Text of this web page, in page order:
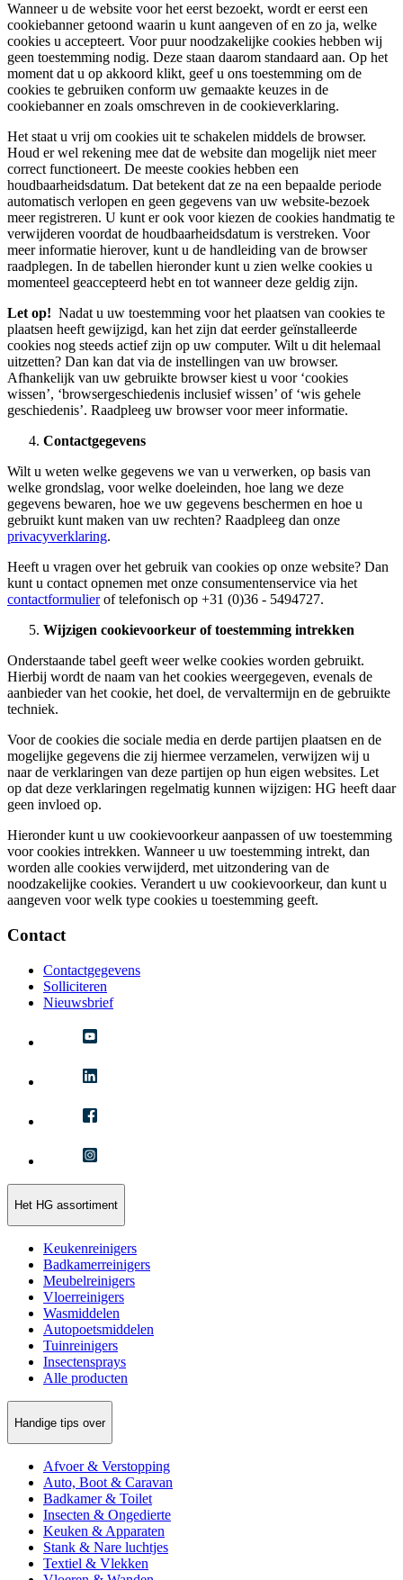
Wanneer u de website voor het eerst bezoekt, wordt er eerst een
cookiebanner getoond waarin u kunt aangeven of en zo ja, welke
cookies u accepteert. Voor puur noodzakelijke cookies hebben wij
geen toestemming nodig. Deze staan daarom standaard aan. Op het
moment dat u op akkoord klikt, geef u ons toestemming om de
cookies te gebruiken conform uw gemaakte keuzes in de
cookiebanner en zoals omschreven in de cookieverklaring.
Het staat u vrij om cookies uit te schakelen middels de browser.
Houd er wel rekening mee dat de website dan mogelijk niet meer
correct functioneert. De meeste cookies hebben een
houdbaarheidsdatum. Dat betekent dat ze na een bepaalde periode
automatisch verlopen en geen gegevens van uw website-bezoek
meer registreren. U kunt er ook voor kiezen de cookies handmatig te
verwijderen voordat de houdbaarheidsdatum is verstreken. Voor
meer informatie hierover, kunt u de handleiding van de browser
raadplegen. In de tabellen hieronder kunt u zien welke cookies u
momenteel geaccepteerd hebt en tot wanneer deze geldig zijn.
Let op! Nadat u uw toestemming voor het plaatsen van cookies te
plaatsen heeft gewijzigd, kan het zijn dat eerder geïnstalleerde
cookies nog steeds actief zijn op uw computer. Wilt u dit helemaal
uitzetten? Dan kan dat via de instellingen van uw browser.
Afhankelijk van uw gebruikte browser kiest u voor ‘cookies
wissen’, ‘browsergeschiedenis inclusief wissen’ of ‘wis gehele
geschiedenis’. Raadpleeg uw browser voor meer informatie.
Contactgegevens
Wilt u weten welke gegevens we van u verwerken, op basis van
welke grondslag, voor welke doeleinden, hoe lang we deze
gegevens bewaren, hoe we uw gegevens beschermen en hoe u
gebruikt kunt maken van uw rechten? Raadpleeg dan onze
privacyverklaring.
Heeft u vragen over het gebruik van cookies op onze website? Dan
kunt u contact opnemen met onze consumentenservice via het
contactformulierof telefonisch op +31 (0)36 - 5494727.
Wijzigen cookievoorkeur of toestemming intrekken
Onderstaande tabel geeft weer welke cookies worden gebruikt.
Hierbij wordt de naam van het cookies weergegeven, evenals de
aanbieder van het cookie, het doel, de vervaltermijn en de gebruikte
techniek.
Voor de cookies die sociale media en derde partijen plaatsen en de
mogelijke gegevens die zij hiermee verzamelen, verwijzen wij u
naar de verklaringen van deze partijen op hun eigen websites. Let
op dat deze verklaringen regelmatig kunnen wijzigen: HG heeft daar
geen invloed op.
Hieronder kunt u uw cookievoorkeur aanpassen of uw toestemming
voor cookies intrekken. Wanneer u uw toestemming intrekt, dan
worden alle cookies verwijderd, met uitzondering van de
noodzakelijke cookies. Verandert u uw cookievoorkeur, dan kunt u
aangeven voor welk type cookies u toestemming geeft.
Contact
Contactgegevens
Solliciteren
Nieuwsbrief
Het HG assortiment
Keukenreinigers
Badkamerreinigers
Meubelreinigers
Vloerreinigers
Wasmiddelen
Autopoetsmiddelen
Tuinreinigers
Insectensprays
Alle producten
Handige tips over
Afvoer & Verstopping
Auto, Boot & Caravan
Badkamer & Toilet
Insecten & Ongedierte
Keuken & Apparaten
Stank & Nare luchtjes
Textiel & Vlekken